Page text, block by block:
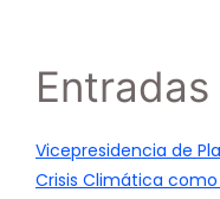
Vicepresidencia de
Crisis Climática